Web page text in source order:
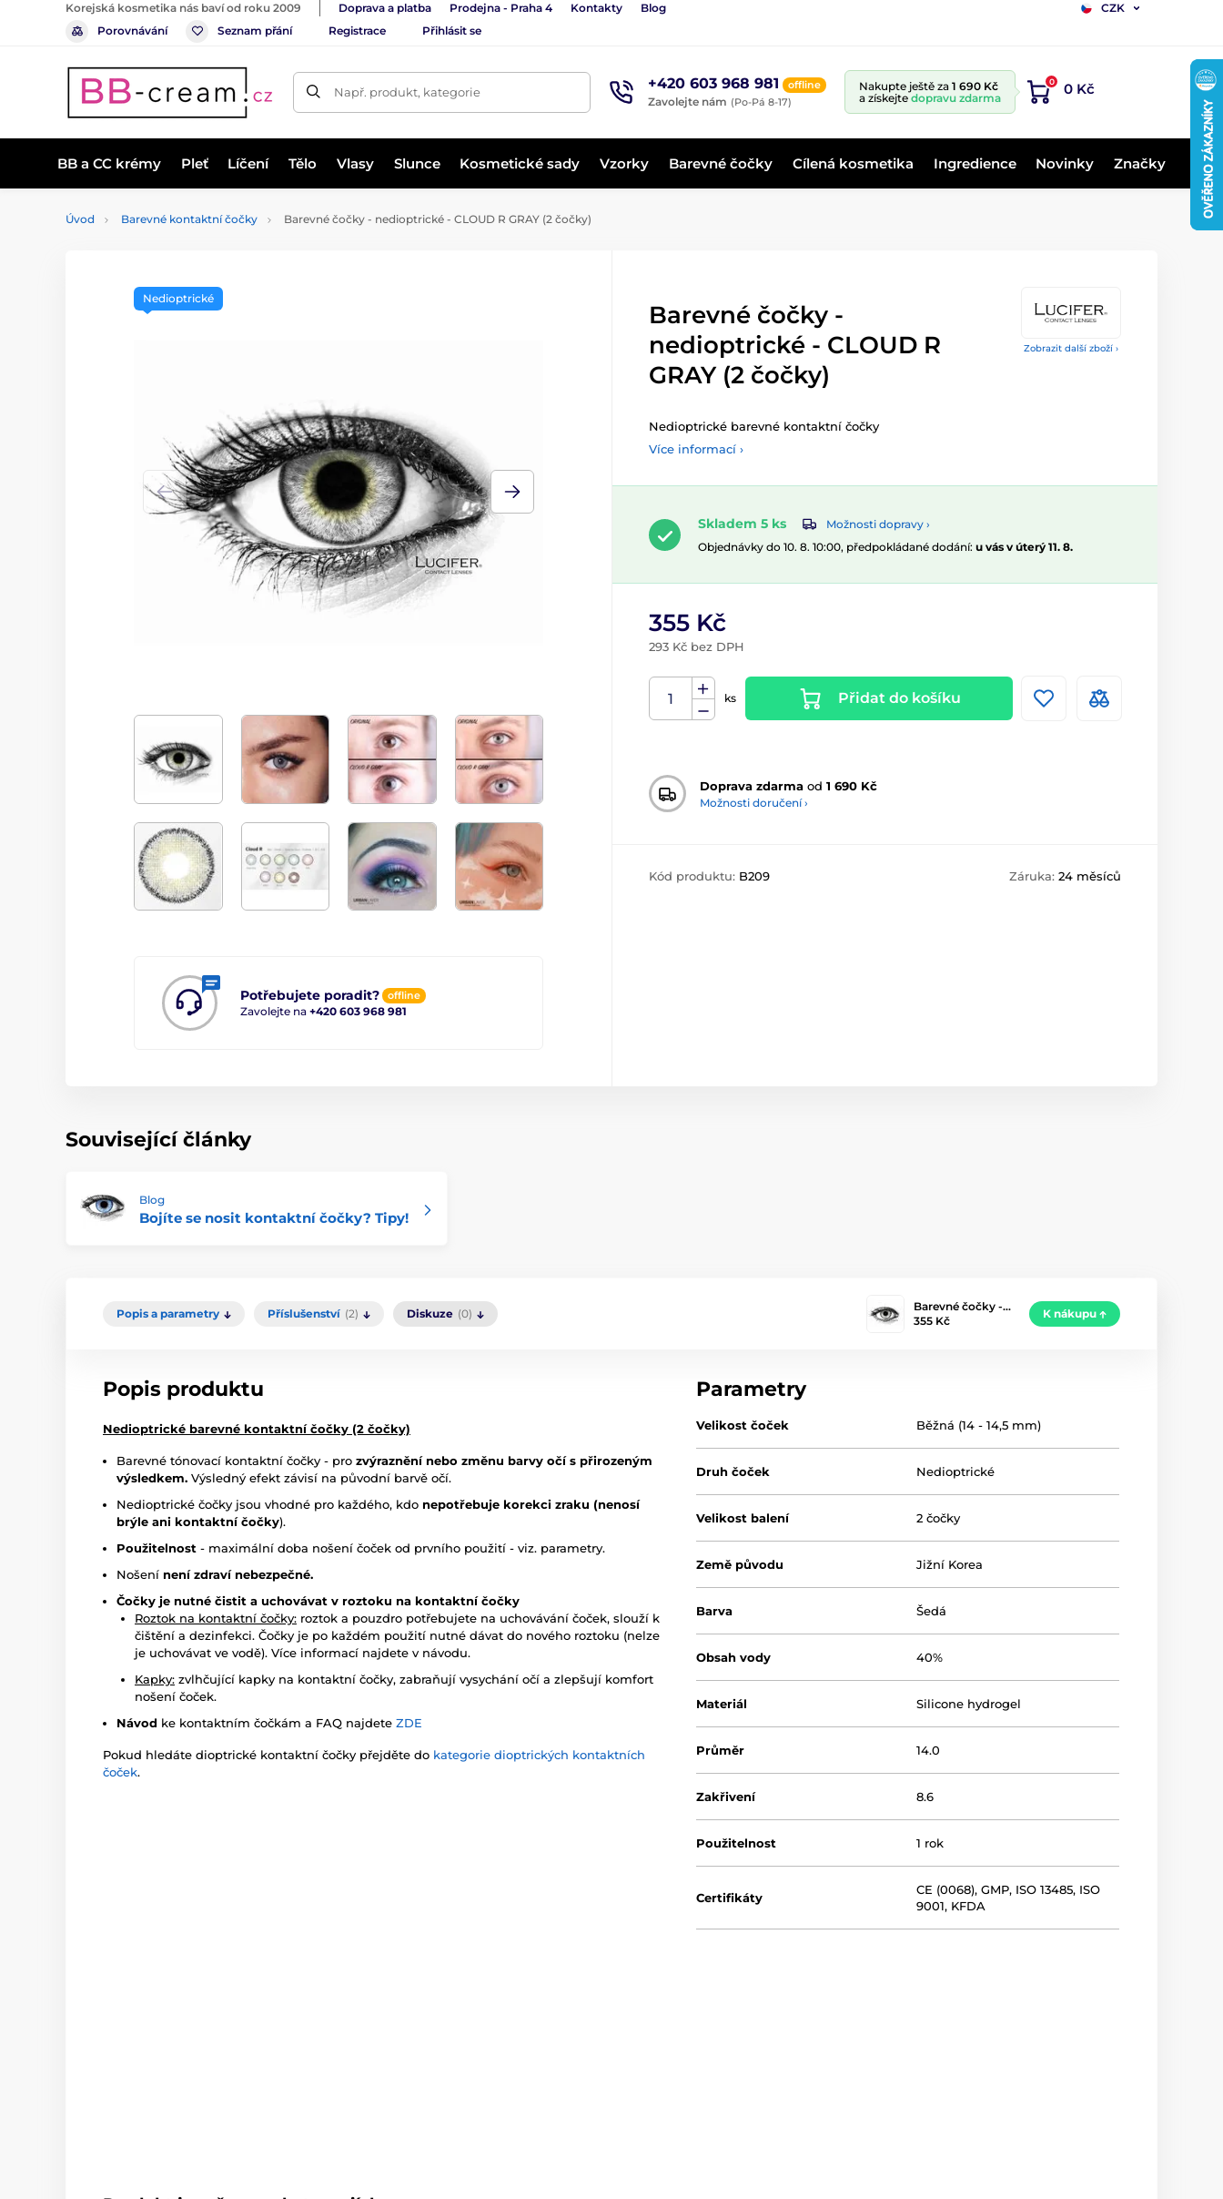
Korejská kosmetika nás baví od roku 2009 Doprava a platba Prodejna - Praha 4 Kontakty Blog
CZK
Porovnávání
Seznam přání Registrace Přihlásit se
Např. produkt, kategorie +420 603 968 981 offline
Zavolejte nám (Po-Pá 8-17)
Nakupte ještě za 1 690 Kč
a získejte dopravu zdarma
0 0 Kč
BB a CC krémy Pleť Líčení Tělo Vlasy Slunce Kosmetické sady Vzorky Barevné čočky Cílená kosmetika Ingredience Novinky Značky
Úvod Barevné kontaktní čočky Barevné čočky - nedioptrické - CLOUD R GRAY (2 čočky)
Zobrazit další zboží ›
Potřebujete poradit? offline
Zavolejte na +420 603 968 981
Nedioptrické
Barevné čočky -
nedioptrické - CLOUD R
GRAY (2 čočky)
Nedioptrické barevné kontaktní čočky
Více informací ›
Skladem 5 ks
Možnosti dopravy ›
Objednávky do 10. 8. 10:00, předpokládané dodání: u vás v úterý 11. 8.
355 Kč
293 Kč bez DPH
ks Přidat do košíku
Doprava zdarma od 1 690 Kč
Možnosti doručení ›
Kód produktu: B209 Záruka: 24 měsíců
Související články
Blog
Bojíte se nosit kontaktní čočky? Tipy!
Popis a parametry Příslušenství (2) Diskuze (0)
Barevné čočky -…
355 Kč
K nákupu
Popis produktu
Nedioptrické barevné kontaktní čočky (2 čočky)
Barevné tónovací kontaktní čočky - pro zvýraznění nebo změnu barvy očí s přirozeným
výsledkem. Výsledný efekt závisí na původní barvě očí.
Nedioptrické čočky jsou vhodné pro každého, kdo nepotřebuje korekci zraku (nenosí
brýle ani kontaktní čočky).
Použitelnost - maximální doba nošení čoček od prvního použití - viz. parametry.
Nošení není zdraví nebezpečné.
Čočky je nutné čistit a uchovávat v roztoku na kontaktní čočky
Roztok na kontaktní čočky: roztok a pouzdro potřebujete na uchovávání čoček, slouží k
čištění a dezinfekci. Čočky je po každém použití nutné dávat do nového roztoku (nelze
je uchovávat ve vodě). Více informací najdete v návodu.
Kapky: zvlhčující kapky na kontaktní čočky, zabraňují vysychání očí a zlepšují komfort
nošení čoček.
Návod ke kontaktním čočkám a FAQ najdete ZDE
Pokud hledáte dioptrické kontaktní čočky přejděte do kategorie dioptrických kontaktních
čoček.
Parametry
Velikost čoček Běžná (14 - 14,5 mm)
Druh čoček Nedioptrické
Velikost balení 2 čočky
Země původu Jižní Korea
Barva Šedá
Obsah vody 40%
Materiál Silicone hydrogel
Průměr 14.0
Zakřivení 8.6
Použitelnost 1 rok
Certifikáty
CE (0068),GMP, ISO 13485, ISO
9001, KFDA